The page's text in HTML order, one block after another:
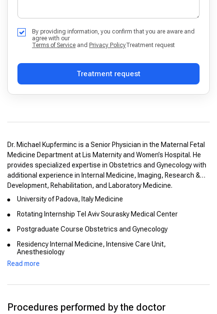
By providing information, you confirm that you are aware and
agree with our
Terms of Service and Privacy PolicyTreatment request
Treatment request
Dr. Michael Kupferminc is a Senior Physician in the Maternal Fetal
Medicine Department at Lis Maternity and Women’s Hospital. He
provides specialized expertise in Obstetrics and Gynecology with
additional experience in Internal Medicine, Imaging, Research &
Development, Rehabilitation, and Laboratory Medicine.
University of Padova, Italy Medicine
Rotating Internship Tel Aviv Sourasky Medical Center
Postgraduate Course Obstetrics and Gynecology
Residency Internal Medicine, Intensive Care Unit,
Anesthesiology
Fellowship Maternal-Fetal Medicine
Reviewer for the International Journal of Gynecology &
Read more
Procedures performed by the doctor